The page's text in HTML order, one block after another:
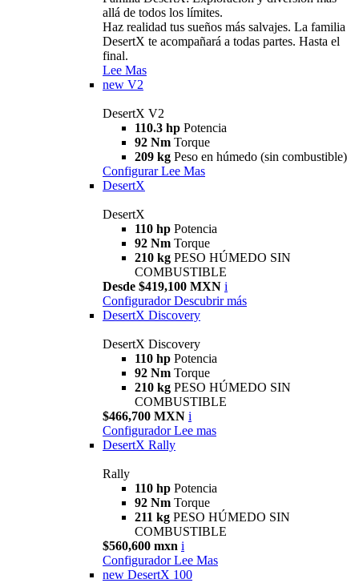
allá de todos los límites.
Haz realidad tus sueños más salvajes. La familia
DesertX te acompañará a todas partes. Hasta el
final.
Lee Mas
new V2
DesertX V2
110.3 hp Potencia
92 Nm Torque
209 kg Peso en húmedo (sin combustible)
Configurar Lee Mas
DesertX
DesertX
110 hp Potencia
92 Nm Torque
210 kg PESO HÚMEDO SIN
COMBUSTIBLE
Desde $419,100 MXN i
Configurador Descubrir más
DesertX Discovery
DesertX Discovery
110 hp Potencia
92 Nm Torque
210 kg PESO HÚMEDO SIN
COMBUSTIBLE
$466,700 MXN i
Configurador Lee mas
DesertX Rally
Rally
110 hp Potencia
92 Nm Torque
211 kg PESO HÚMEDO SIN
COMBUSTIBLE
$560,600 mxn i
Configurador Lee Mas
new DesertX 100